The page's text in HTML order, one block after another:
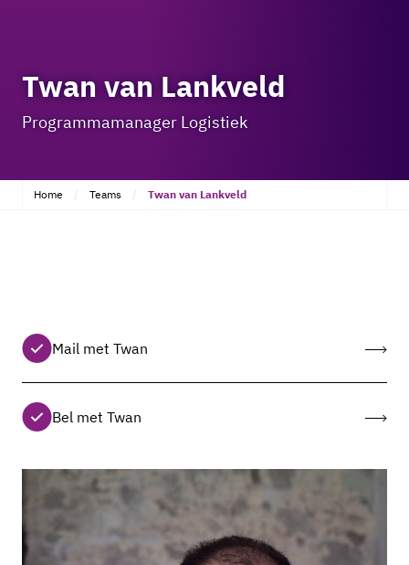
Twan van Lankveld
Programmamanager Logistiek
Home Teams Twan van Lankveld
Mail met Twan
Bel met Twan